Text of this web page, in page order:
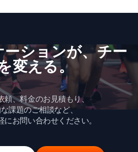
d
s
ーションが、​チー
変える。
頼、料金のお見積もり、
課題のご相談など、
にお問い合わせください。